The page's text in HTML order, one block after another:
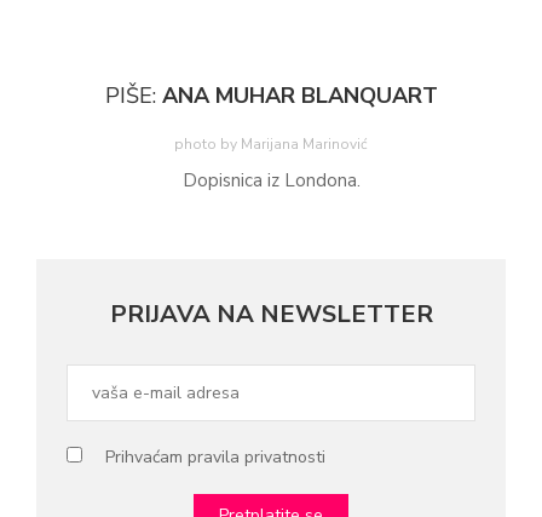
PIŠE: ANA MUHAR BLANQUART
photo by Marijana Marinović
Dopisnica iz Londona.
PRIJAVA NA NEWSLETTER
Prihvaćam pravila privatnosti